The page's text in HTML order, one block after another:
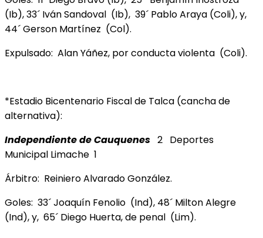
(Ib), 33´ Iván Sandoval (Ib), 39´ Pablo Araya (Coli), y,
44´ Gerson Martínez (Col).
Expulsado: Alan Yáñez, por conducta violenta (Coli).
*Estadio Bicentenario Fiscal de Talca (cancha de
alternativa):
Independiente de Cauquenes 2 Deportes
Municipal Limache 1
Árbitro: Reiniero Alvarado González.
Goles: 33´ Joaquín Fenolio (Ind), 48´ Milton Alegre
(Ind), y, 65´ Diego Huerta, de penal (Lim).